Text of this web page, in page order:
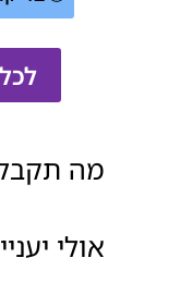
מה תקבל
אולי